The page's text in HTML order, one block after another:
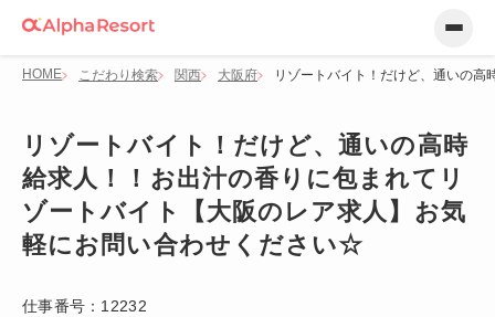
HOME こだわり検索 関西 大阪府 リゾートバイト！だけど、通いの
リゾートバイト！だけど、通いの高時
給求人！！お出汁の香りに包まれてリ
ゾートバイト【大阪のレア求人】お気
軽にお問い合わせください☆
仕事番号： 12232